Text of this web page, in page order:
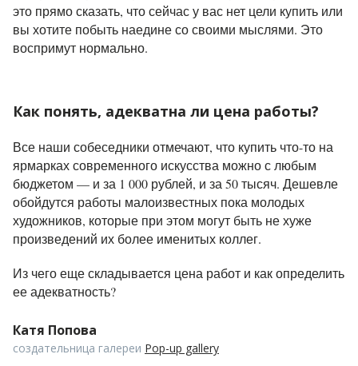
это прямо сказать, что сейчас у вас нет цели купить или
вы хотите побыть наедине со своими мыслями. Это
воспримут нормально.
Как понять, адекватна ли цена работы?
Все наши собеседники отмечают, что купить что-то на
ярмарках современного искусства можно с любым
бюджетом — и за 1 000 рублей, и за 50 тысяч. Дешевле
обойдутся работы малоизвестных пока молодых
художников, которые при этом могут быть не хуже
произведений их более именитых коллег.
Из чего еще складывается цена работ и как определить
ее адекватность?
Катя Попова
создательница галереи Pop-up gallery